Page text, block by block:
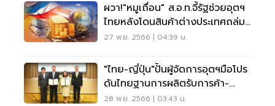
ผวา!"หมูเถื่อน" ส.อ.ท.จี้รัฐช่วยอุตฯ
ไทยหลังโดนสินค้าต่างประเทศถล่ม
ราคา
27 พ.ย. 2566 | 04:39 น.
"ไทย-ญี่ปุ่น"ปั้นผู้จัดการอุตฯมือโปร
ดันไทยฐานการผลิตรับการค้า-
ลงทุน
28 พ.ย. 2566 | 03:43 น.